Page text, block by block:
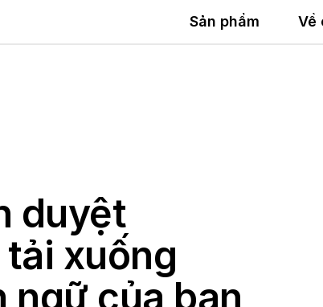
Sản phẩm Về
duyệt
xuống
ngữ của bạn